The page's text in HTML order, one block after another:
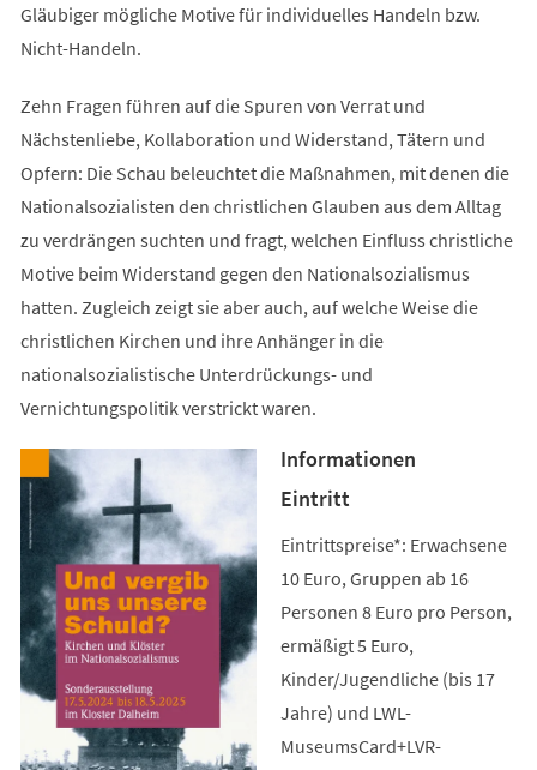
Gläubiger mögliche Motive für individuelles Handeln bzw.
Nicht-Handeln.
Zehn Fragen führen auf die Spuren von Verrat und
Nächstenliebe, Kollaboration und Widerstand, Tätern und
Opfern: Die Schau beleuchtet die Maßnahmen, mit denen die
Nationalsozialisten den christlichen Glauben aus dem Alltag
zu verdrängen suchten und fragt, welchen Einfluss christliche
Motive beim Widerstand gegen den Nationalsozialismus
hatten. Zugleich zeigt sie aber auch, auf welche Weise die
christlichen Kirchen und ihre Anhänger in die
nationalsozialistische Unterdrückungs- und
Vernichtungspolitik verstrickt waren.
Informationen
Eintritt
Eintrittspreise*: Erwachsene
10 Euro, Gruppen ab 16
Personen 8 Euro pro Person,
ermäßigt 5 Euro,
Kinder/Jugendliche (bis 17
Jahre) und LWL-
MuseumsCard+LVR-